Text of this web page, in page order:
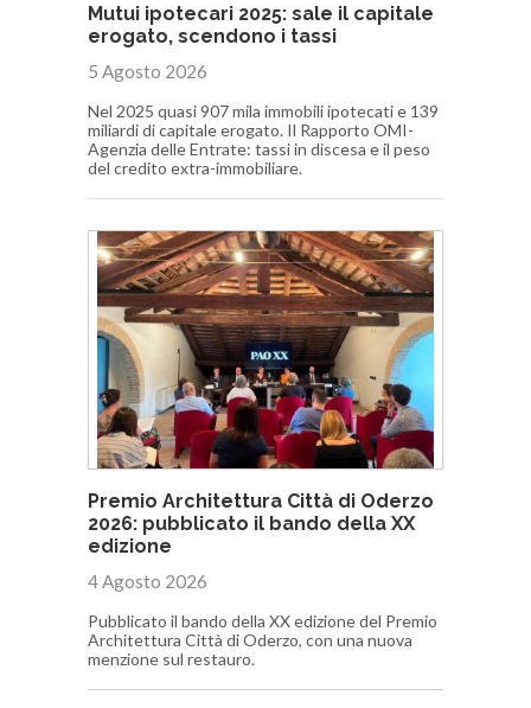
Mutui ipotecari 2025: sale il capitale
erogato, scendono i tassi
5 Agosto 2026
Nel 2025 quasi 907 mila immobili ipotecati e 139
miliardi di capitale erogato. Il Rapporto OMI-
Agenzia delle Entrate: tassi in discesa e il peso
del credito extra-immobiliare.
Premio Architettura Città di Oderzo
2026: pubblicato il bando della XX
edizione
4 Agosto 2026
Pubblicato il bando della XX edizione del Premio
Architettura Città di Oderzo, con una nuova
menzione sul restauro.